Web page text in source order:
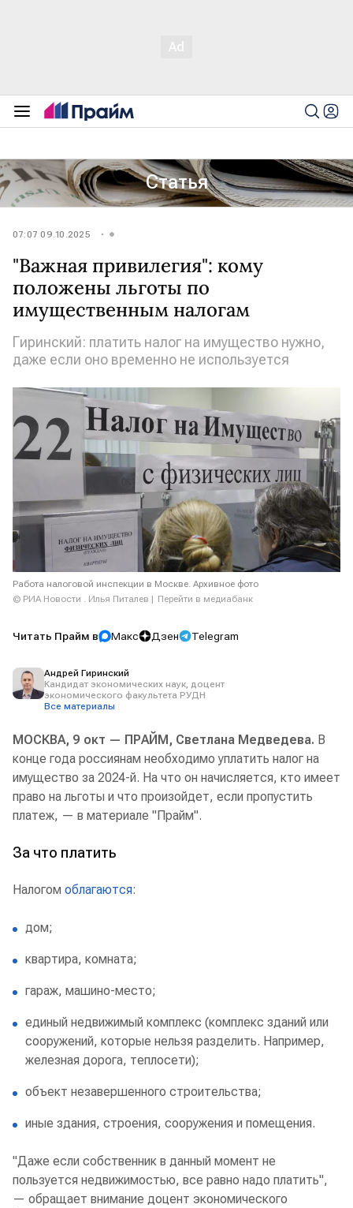
Статья
07:07 09.10.2025
"Важная привилегия": кому
положены льготы по
имущественным налогам
Гиринский: платить налог на имущество нужно,
даже если оно временно не используется
Работа налоговой инспекции в Москве. Архивное фото
© РИА Новости . Илья Питалев
Перейти в медиабанк
Читать Прайм в Макс Дзен Telegram
Андрей Гиринский
Кандидат экономических наук, доцент
экономического факультета РУДН
Все материалы
МОСКВА, 9 окт — ПРАЙМ, Светлана Медведева. В
конце года россиянам необходимо уплатить налог на
имущество за 2024-й. На что он начисляется, кто имеет
право на льготы и что произойдет, если пропустить
платеж, — в материале "Прайм".
За что платить
Налогом облагаются:
дом;
квартира, комната;
гараж, машино-место;
единый недвижимый комплекс (комплекс зданий или
сооружений, которые нельзя разделить. Например,
железная дорога, теплосети);
объект незавершенного строительства;
иные здания, строения, сооружения и помещения.
"Даже если собственник в данный момент не
пользуется недвижимостью, все равно надо платить",
— обращает внимание доцент экономического